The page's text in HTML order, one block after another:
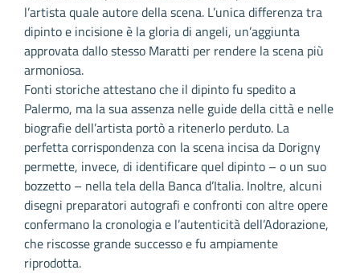
l’artista quale autore della scena. L’unica differenza tra
dipinto e incisione è la gloria di angeli, un’aggiunta
approvata dallo stesso Maratti per rendere la scena più
armoniosa.
Fonti storiche attestano che il dipinto fu spedito a
Palermo, ma la sua assenza nelle guide della città e nelle
biografie dell’artista portò a ritenerlo perduto. La
perfetta corrispondenza con la scena incisa da Dorigny
permette, invece, di identificare quel dipinto – o un suo
bozzetto – nella tela della Banca d’Italia. Inoltre, alcuni
disegni preparatori autografi e confronti con altre opere
confermano la cronologia e l’autenticità dell’Adorazione,
che riscosse grande successo e fu ampiamente
riprodotta.